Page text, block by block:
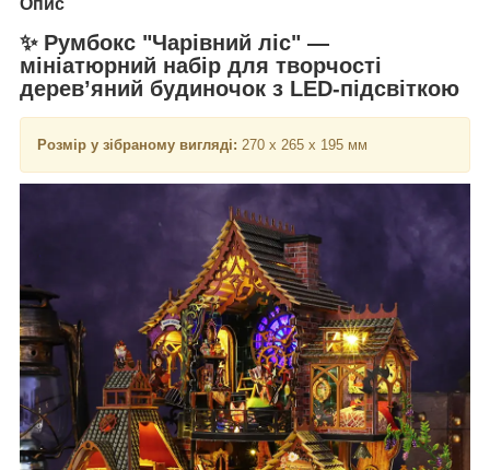
✨ Румбокс "Чарівний ліс" —
мініатюрний набір для творчості
дерев’яний будиночок з LED-підсвіткою
Розмір у зібраному вигляді: 270 х 265 х 195 мм